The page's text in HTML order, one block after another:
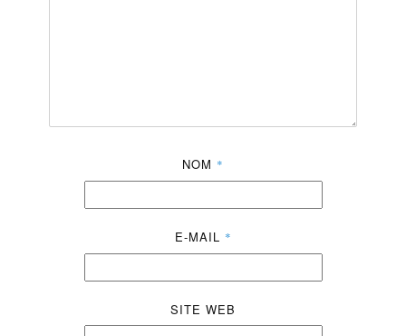
NOM *
E-MAIL *
SITE WEB